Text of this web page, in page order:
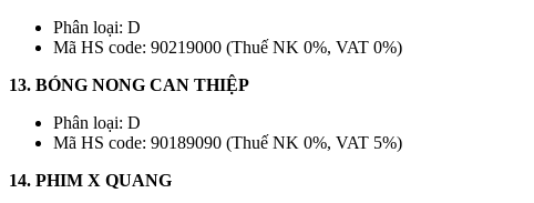
Phân loại: D
Mã HS code: 90219000 (Thuế NK 0%, VAT 0%)
13. BÓNG NONG CAN THIỆP
Phân loại: D
Mã HS code: 90189090 (Thuế NK 0%, VAT 5%)
14. PHIM X QUANG